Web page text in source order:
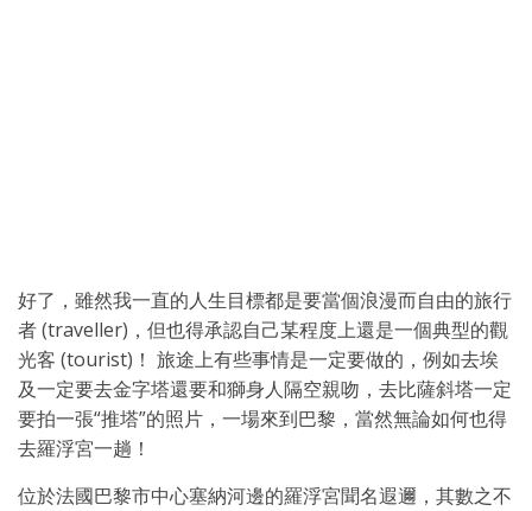
好了，雖然我一直的人生目標都是要當個浪漫而自由的旅行
者 (traveller)，但也得承認自己某程度上還是一個典型的觀
光客 (tourist)！ 旅途上有些事情是一定要做的，例如去埃
及一定要去金字塔還要和獅身人隔空親吻，去比薩斜塔一定
要拍一張“推塔”的照片，一場來到巴黎，當然無論如何也得
去羅浮宮一趟！
位於法國巴黎市中心塞納河邊的羅浮宮聞名遐邇，其數之不